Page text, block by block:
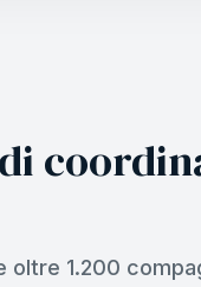
oltre 1.200